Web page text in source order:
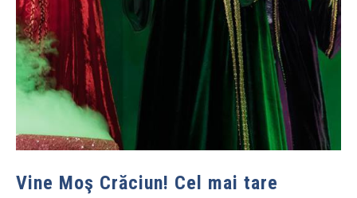
Vine Moş Crăciun! Cel mai tare